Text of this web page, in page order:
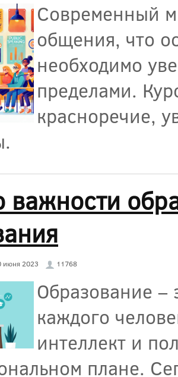
Современный
общения, что
необходимо
пределами.
красноречие,
июня 2023 11768
Образование –
каждого
интеллект и
плане.